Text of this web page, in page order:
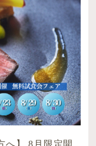
へ】 8月限定開